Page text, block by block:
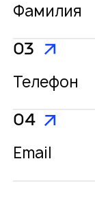
Фамилия
03
Телефон
04
Email